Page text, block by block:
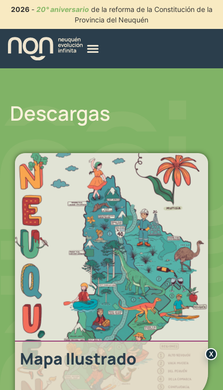
2026- 20° aniversario de la reforma de la Constitución de la
Provincia del Neuquén
Descargas
Mapa Ilustrado X